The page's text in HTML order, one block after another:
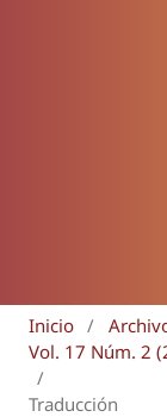
Inicio /
Vol. 17 Núm. 2
/
Traducción